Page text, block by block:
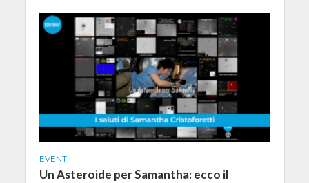
EVENTI
Un Asteroide per Samantha: ecco il